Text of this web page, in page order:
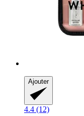
Ajouter
4.4 (12)